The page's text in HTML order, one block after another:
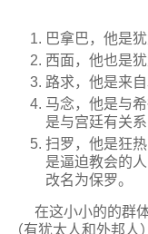
巴拿巴，他是
西面，他也是犹
路求，他是来
马念，他是与
是与宫廷有关系
扫罗，他是狂
是逼迫教会的
改名为保罗。
在这小小的的群
（有犹太人和外邦